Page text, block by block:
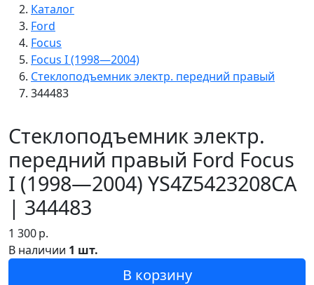
Каталог
Ford
Focus
Focus I (1998—2004)
Стеклоподъемник электр. передний правый
344483
Стеклоподъемник электр.
передний правый Ford Focus
I (1998—2004) YS4Z5423208CA
| 344483
1 300р.
В наличии 1 шт.
В корзину